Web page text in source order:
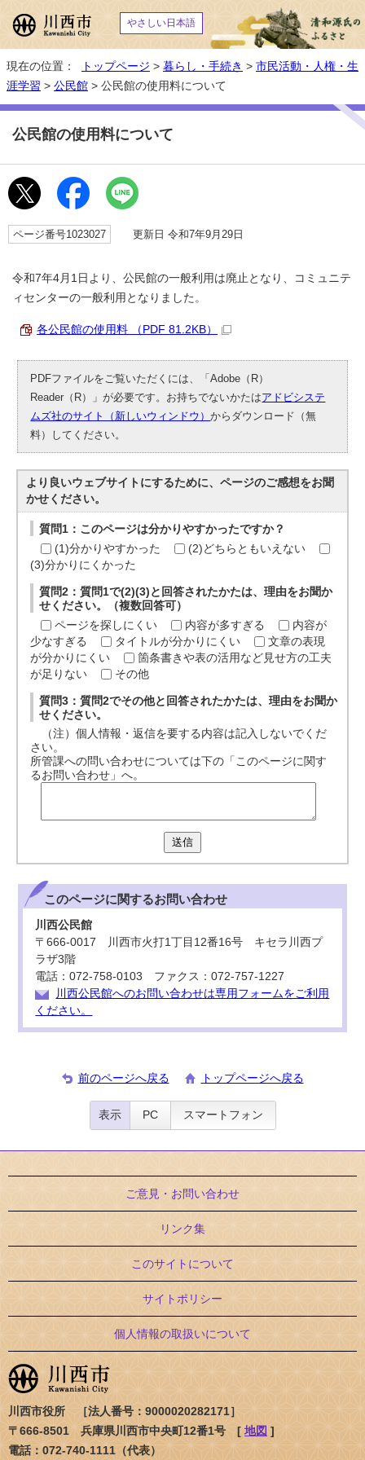
やさしい日本語
現在の位置： トップページ > 暮らし・手続き > 市民活動・人権・生
涯学習 > 公民館 > 公民館の使用料について
公民館の使用料について
ページ番号1023027 更新日 令和7年9月29日
令和7年4月1日より、公民館の一般利用は廃止となり、コミュニテ
ィセンターの一般利用となりました。
各公民館の使用料 （PDF 81.2KB）
PDFファイルをご覧いただくには、「Adobe（R）
Reader（R）」が必要です。お持ちでないかたはアドビシステ
ムズ社のサイト（新しいウィンドウ）からダウンロード（無
料）してください。
より良いウェブサイトにするために、ページのご感想をお聞
かせください。
質問1：このページは分かりやすかったですか？
(1)分かりやすかった
(2)どちらともいえない
(3)分かりにくかった
質問2：質問1で(2)(3)と回答されたかたは、理由をお聞か
せください。（複数回答可）
ページを探しにくい
内容が多すぎる
内容が
少なすぎる
タイトルが分かりにくい
文章の表現
が分かりにくい
箇条書きや表の活用など見せ方の工夫
が足りない
その他
質問3：質問2でその他と回答されたかたは、理由をお聞か
せください。
（注）個人情報・返信を要する内容は記入しないでくだ
さい。
所管課への問い合わせについては下の「このページに関す
るお問い合わせ」へ。
送信
このページに関するお問い合わせ
川西公民館
〒666-0017 川西市火打1丁目12番16号 キセラ川西プ
ラザ3階
電話：072-758-0103 ファクス：072-757-1227
川西公民館へのお問い合わせは専用フォームをご利用
ください。
前のページへ戻る トップページへ戻る
表示 PC スマートフォン
ご意見・お問い合わせ
リンク集
このサイトについて
サイトポリシー
個人情報の取扱いについて
川西市役所 ［法人番号：9000020282171］
〒666-8501 兵庫県川西市中央町12番1号 [ 地図 ]
電話：072-740-1111（代表）